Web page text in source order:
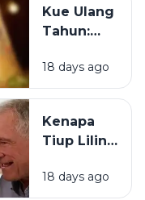
Tahun?
Kue Ulang
Tahun:
Tradisi Ini
Berawal?
18 days ago
Kenapa
Tiup Lilin
Tradisi
18 days ago